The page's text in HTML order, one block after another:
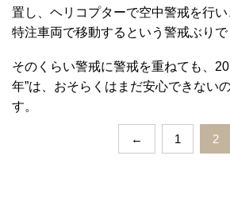
置し、ヘリコプターで空中警戒を行
特注車両で移動するという警戒ぶりで
そのくらい警戒に警戒を重ねても、
年”は、おそらくはまだ安心できない
す。
← 1 2